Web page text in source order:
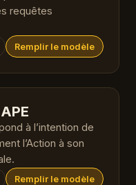
requêtes
Remplir le modèle
à l’intention de
l’Action à son
Remplir le modèle